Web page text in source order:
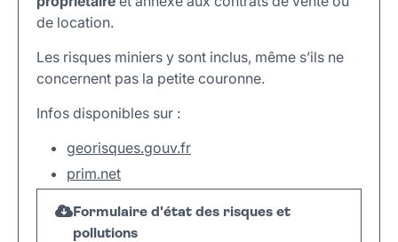
de location.
Les risques miniers y sont inclus, même s’ils ne
concernent pas la petite couronne.
Infos disponibles sur :
georisques.gouv.fr
prim.net
Formulaire d'état des risques et
pollutions